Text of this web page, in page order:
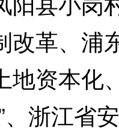
改革、浦
地资本化
、浙江省